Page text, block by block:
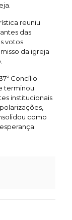
reuniu
das
votos
da igreja
Concílio
terminou
institucionais
como